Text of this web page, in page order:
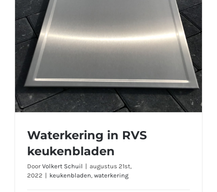
Waterkering in RVS
keukenbladen
Door Volkert Schuil | augustus 21st,
2022 | keukenbladen, waterkering